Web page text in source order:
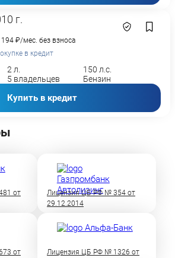
г.
₽/мес. без взноса
в кредит
2 л.
150 л.с.
5 владельцев Бензин
Купить в кредит
от
Лицензия ЦБ РФ № 354 от
29.12.2014
от
Лицензия ЦБ РФ № 1326 от